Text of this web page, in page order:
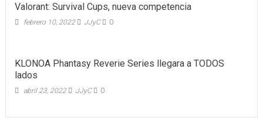
Valorant: Survival Cups, nueva competencia
febrero 10, 2022 JJyC 0
KLONOA Phantasy Reverie Series llegara a TODOS
lados
abril 23, 2022 JJyC 0